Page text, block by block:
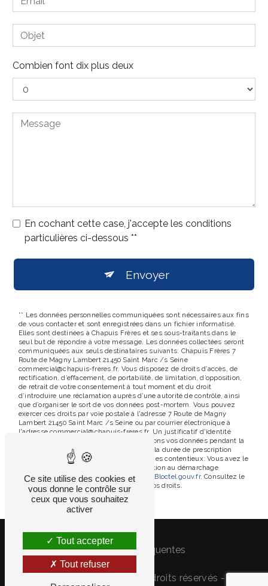
Combien font dix plus deux
En cochant cette case, j'accepte les conditions
particulières ci-dessous **
Envoyer
** Les données personnelles communiquées sont nécessaires aux fins
de vous contacter et sont enregistrées dans un fichier informatisé.
Elles sont destinées à Chapuis Frères et ses sous-traitants dans le
seul but de répondre à votre message. Les données collectées seront
communiquées aux seuls destinataires suivants: Chapuis Frères 7
Route de Magny Lambert 21450 Saint Marc /s Seine
commercial@chapuis-freres.fr. Vous disposez de droits d’accès, de
rectification, d’effacement, de portabilité, de limitation, d’opposition,
de retrait de votre consentement à tout moment et du droit
d’introduire une réclamation auprès d’une autorité de contrôle, ainsi
que d’organiser le sort de vos données post-mortem. Vous pouvez
exercer ces droits par voie postale à l'adresse 7 Route de Magny
Lambert 21450 Saint Marc /s Seine ou par courrier électronique à
l'adresse commercial@chapuis-freres.fr. Un justificatif d'identité
pourra vous être demandé. Nous conservons vos données pendant la
période de prise de contact puis pendant la durée de prescription
légale aux fins probatoires et de gestion des contentieux. Vous avez le
droit de vous inscrire sur la liste d'opposition au démarchage
téléphonique, disponible à cette adresse:
Bloctel.gouv.fr. Consultez le
site cnil.fr pour plus d’informations sur vos droits.
Recherches fréquentes
- 2026 - Tous droits réservés -
Ce site utilise des cookies et
vous donne le contrôle sur
ceux que vous souhaitez
activer
Tout accepter
Tout refuser